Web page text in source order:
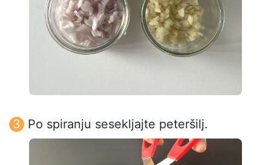
Po spiranju sesekljajte peteršilj.